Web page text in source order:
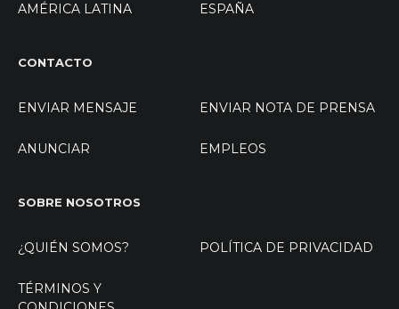
AMÉRICA LATINA ESPAÑA
CONTACTO
ENVIAR MENSAJE ENVIAR NOTA DE PRENSA
ANUNCIAR EMPLEOS
SOBRE NOSOTROS
¿QUIÉN SOMOS? POLÍTICA DE PRIVACIDAD
TÉRMINOS Y